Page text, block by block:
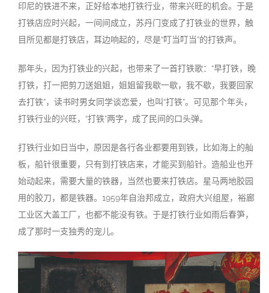
印尼的铁进不来，正好给本地打铁行业，带来兴旺的机会。于是
打铁店应时兴起，一间间成立，苏丹门变成了打铁业的世界，触
目所见都是打铁店，耳边响起的，尽是“叮当叮当”的打铁声。
那年头，因为打铁业的兴起，也带来了一首打铁歌：“早打铁，晚
打铁，打一把剪刀送姐姐，姐姐留我歇一歇，我不歇，我要回家
去打铁”，读书时男女同学谈恋爱，也叫“打铁”。可见那个年头，
打铁行业的兴旺，“打铁”两字，成了民间的口头弹。
打铁行业如日当中，原因是各行各业都要用到铁，比如海上的舢
板，船针很重要，只有到打铁店来，才能买到船针。造船业也开
始动起来，需要大量的铁器，当然也要来打铁店。星马两地胶园
用的胶刀，都是铁器。1959年自治邦成立，政府大兴组屋，裕廊
工业区大盖工厂，也都不能没有铁。于是打铁行业如雨后春笋，
成了那时一支独秀的宠儿。